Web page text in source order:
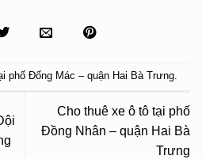
phố Đống Mác – quận Hai Bà Trưng.
Cho thuê xe ô tô tại phố
Đồng Nhân – quận Hai Bà
Trưng